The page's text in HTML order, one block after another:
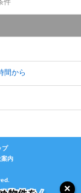
件
間から
プ
案内